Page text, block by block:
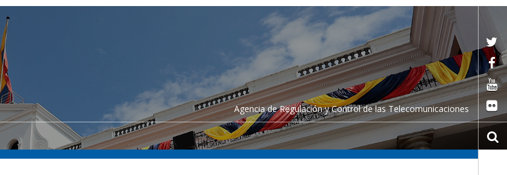
Agencia de Regulación y Control de las Telecomunicaciones